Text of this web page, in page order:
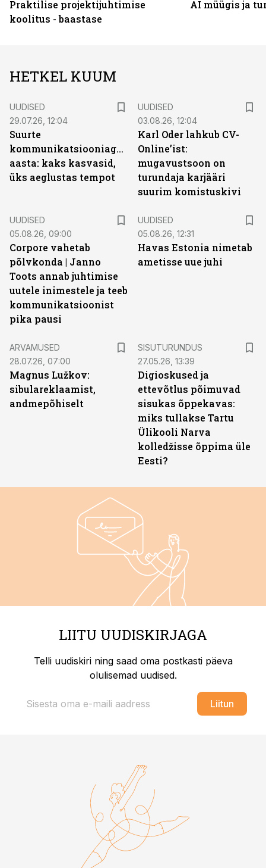
Praktilise projektijuhtimise
koolitus - baastase
AI müügis ja
HETKEL KUUM
UUDISED
29.07.26, 12:04
Suurte
kommunikatsiooniagentuuride
aasta: kaks kasvasid,
üks aeglustas tempot
UUDISED
03.08.26, 12:04
Karl Oder lahkub CV-
Online’ist:
mugavustsoon on
turundaja karjääri
suurim komistuskivi
UUDISED
05.08.26, 09:00
Corpore vahetab
põlvkonda | Janno
Toots annab juhtimise
uutele inimestele ja teeb
kommunikatsioonist
pika pausi
UUDISED
05.08.26, 12:31
Havas Estonia nimetab
ametisse uue juhi
ARVAMUSED
28.07.26, 07:00
Magnus Lužkov:
sibulareklaamist,
andmepõhiselt
SISUTURUNDUS
27.05.26, 13:39
Digioskused ja
ettevõtlus põimuvad
sisukas õppekavas:
miks tullakse Tartu
Ülikooli Narva
kolledžisse õppima üle
Eesti?
LIITU UUDISKIRJAGA
Telli uudiskiri ning saad oma postkasti päeva
olulisemad uudised.
Liitun